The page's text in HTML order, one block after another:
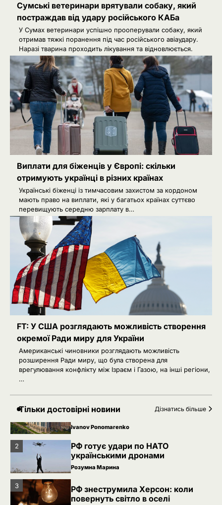
Сумські ветеринари врятували собаку, який
постраждав від удару російського КАБа
У Сумах ветеринари успішно прооперували собаку, який
отримав тяжкі поранення під час російського авіаудару.
Наразі тварина проходить лікування та відновлюється.
Виплати для біженців у Європі: скільки
отримують українці в різних країнах
Українські біженці із тимчасовим захистом за кордоном
мають право на виплати, які у багатьох країнах суттєво
перевищують середню зарплату в…
FT: У США розглядають можливість створення
окремої Ради миру для України
Американські чиновники розглядають можливість
розширення Ради миру, що була створена для
врегулювання конфлікту між Ізраєм і Газою, на інші регіони,
…
Тільки достовірні новини Дізнатись більше
РФ готує удари по НАТО
українськими дронами
Розумна Марина
РФ знеструмила Херсон: коли
повернуть світло в оселі
Розумна Марина
4
Іран заявив про скасований удар
по Україні після контактів
Ivanov Ponomarenko
Зеленський звільнив ще сімох
керівників дипломатичних місій
1
Київська нерухомість після 2025
року: які проєкти формують новий
вигляд столиці
Ivanov Ponomarenko
2
РФ готує удари по НАТО
українськими дронами
Розумна Марина
3
РФ знеструмила Херсон: коли
повернуть світло в оселі